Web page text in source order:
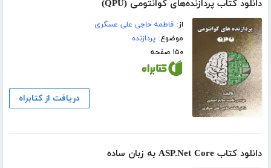
دانلود کتاب پردازنده‌های کوانتومی (QPU)
از:فاطمه حاجی علی عسگری
موضوع:پردازنده
۱۵۰ صفحه
دریافت از کتابراه
دانلود کتاب ASP.Net Core به زبان ساده